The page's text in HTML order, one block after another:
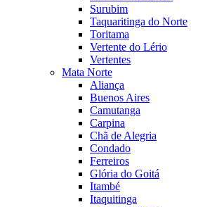
Surubim
Taquaritinga do Norte
Toritama
Vertente do Lério
Vertentes
Mata Norte
Aliança
Buenos Aires
Camutanga
Carpina
Chã de Alegria
Condado
Ferreiros
Glória do Goitá
Itambé
Itaquitinga